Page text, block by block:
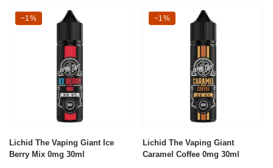
-1%
−1%
Lichid The Vaping Giant Ice
Berry Mix 0mg 30ml
-1%
−1%
Lichid The Vaping Giant
Caramel Coffee 0mg 30ml